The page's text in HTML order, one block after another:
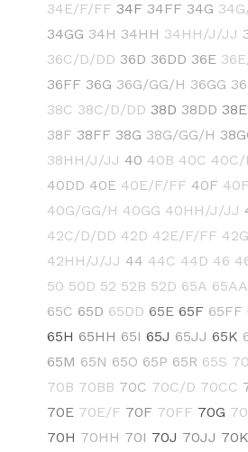
34E/F/FF 34F 34FF 34G
34GG 34H 34HH 34HH/J/JJ
36C/D/DD 36D 36DD 36E
36FF 36G 36G/GG/H 36GG
38C 38C/D/DD 38D 38DD 38E
38F 38FF 38G 38G/GG/H
38HH/J/JJ 40 40B 40C 40C/
40DD 40E 40E/F/FF 40F
40G/GG/H 40GG 40HH/J/JJ
42C/D/DD 42D 42E/F/FF
42HH/J/JJ 44 44C 44D 46
50 50D 52 52B 52D 65A 65AA
65C 65D 65DD 65E 65F 65FF
65H 65HH 65I 65J 65JJ 65K
65M 65N 65O 65P 65R 65S
70B 70BB 70C 70C/D 70CC
70E 70E/F 70F 70FF 70G
70H 70HH 70I 70J 70JJ 70K